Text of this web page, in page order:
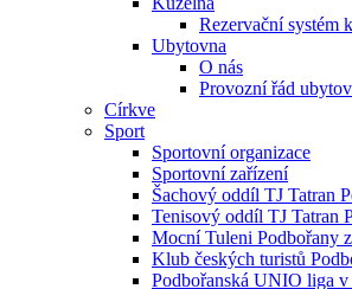
Rezervační systém
Ubytovna
O nás
Provozní řád
Církve
Sport
Sportovní organizace
Sportovní zařízení
Šachový oddíl TJ Tatran
Tenisový oddíl TJ Tatran
Mocní Tuleni Podbořany
Klub českých turistů
Podbořanská UNIO liga v